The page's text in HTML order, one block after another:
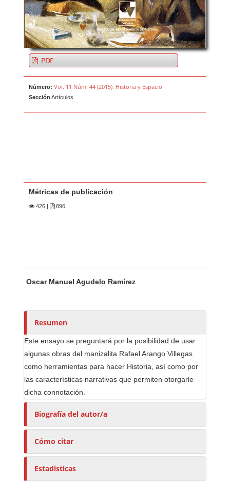
PDF
Número: Vol. 11 Núm. 44 (2015): Historia y Espacio
Sección Artículos
Métricas de publicación
426 896
u
o
e
s
/
a
s
Oscar Manuel Agudelo Ramírez
Resumen
Este ensayo se preguntará por la posibilidad de usar
algunas obras del manizalita Rafael Arango Villegas
como herramientas para hacer Historia, así como por
las características narrativas que permiten otorgarle
dicha connotación.
Biografía del autor/a
Cómo citar
Estadísticas